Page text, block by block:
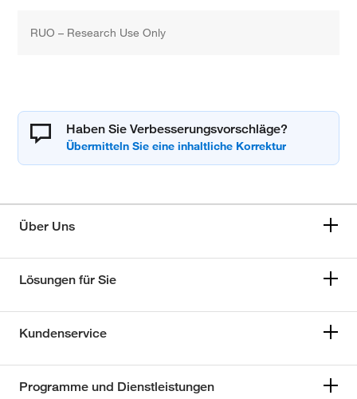
RUO – Research Use Only
Haben Sie Verbesserungsvorschläge?
Über Uns
Lösungen für Sie
Kundenservice
Programme und Dienstleistungen